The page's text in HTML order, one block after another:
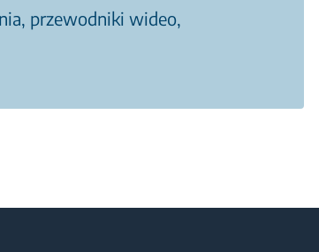
przewodniki wideo,